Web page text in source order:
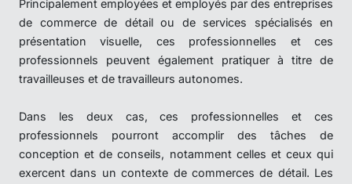
Principalement employées et employés par des entreprises
de commerce de détail ou de services spécialisés en
présentation visuelle, ces professionnelles et ces
professionnels peuvent également pratiquer à titre de
travailleuses et de travailleurs autonomes.
Dans les deux cas, ces professionnelles et ces
professionnels pourront accomplir des tâches de
conception et de conseils, notamment celles et ceux qui
exercent dans un contexte de commerces de détail. Les